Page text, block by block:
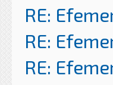
RE:
RE:
RE: